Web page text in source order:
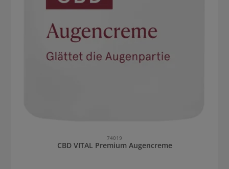
74019
CBD VITAL Premium Augencreme